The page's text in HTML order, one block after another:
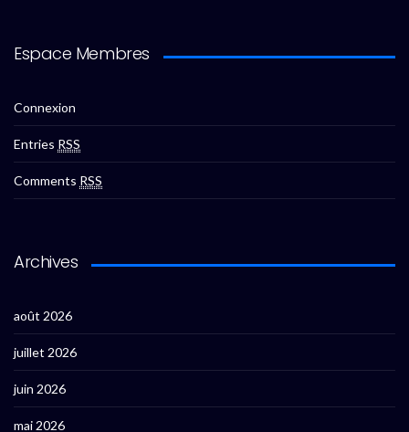
Espace Membres
Connexion
Entries RSS
Comments RSS
Archives
août 2026
juillet 2026
juin 2026
mai 2026